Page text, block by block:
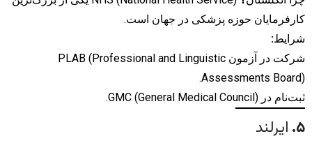
کارفرمایان حوزه پزشکی در جهان است.
شرایط:
شرکت در آزمون PLAB (Professional and Linguistic
Assessments Board).
ثبت‌نام در GMC (General Medical Council).
۵. ایرلند